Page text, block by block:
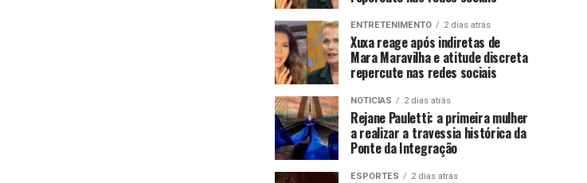
ENTRETENIMENTO 2 dias atrás
Xuxa reage após indiretas de
Mara Maravilha e atitude discreta
repercute nas redes sociais
NOTICIAS 2 dias atrás
Rejane Pauletti: a primeira mulher
a realizar a travessia histórica da
Ponte da Integração
ESPORTES 2 dias atrás